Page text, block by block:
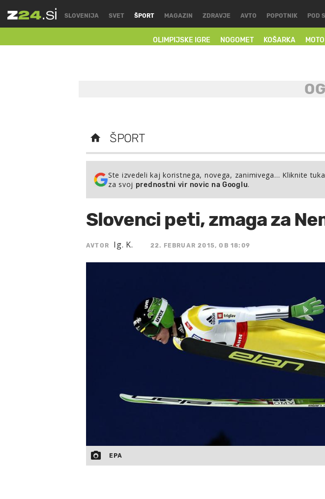
SLOVENIJA SVET ŠPORT
OLIMPIJSKE IGRE NOGOMET KOŠARKA
MAGAZIN ZDRAVJE AVTO POPOTNIK POD
ŠPORT
Ste izvedeli kaj koristnega, novega, zanimivega… Kliknite
za svoj prednostni vir novic na Googlu.
Slovenci peti, zmaga za
AVTOR Ig. K. 22. FEBRUAR 2015, OB 18:09
EPA